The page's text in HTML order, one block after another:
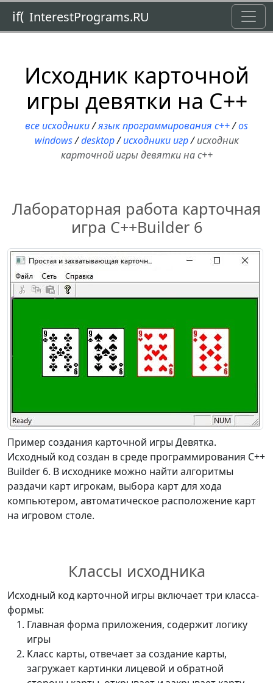
if( InterestPrograms.RU
Исходник карточной
игры девятки на С++
все исходники/язык программирования c++/os
windows/desktop/исходники игр/исходник
карточной игры девятки на с++
Лабораторная работа карточная
игра C++Builder 6
Пример создания карточной игры Девятка.
Исходный код создан в среде программирования C++
Builder 6. В исходнике можно найти алгоритмы
раздачи карт игрокам, выбора карт для хода
компьютером, автоматическое расположение карт
на игровом столе.
Классы исходника
Исходный код карточной игры включает три класса-
формы:
Главная форма приложения, содержит логику
игры
Класс карты, отвечает за создание карты,
загружает картинки лицевой и обратной